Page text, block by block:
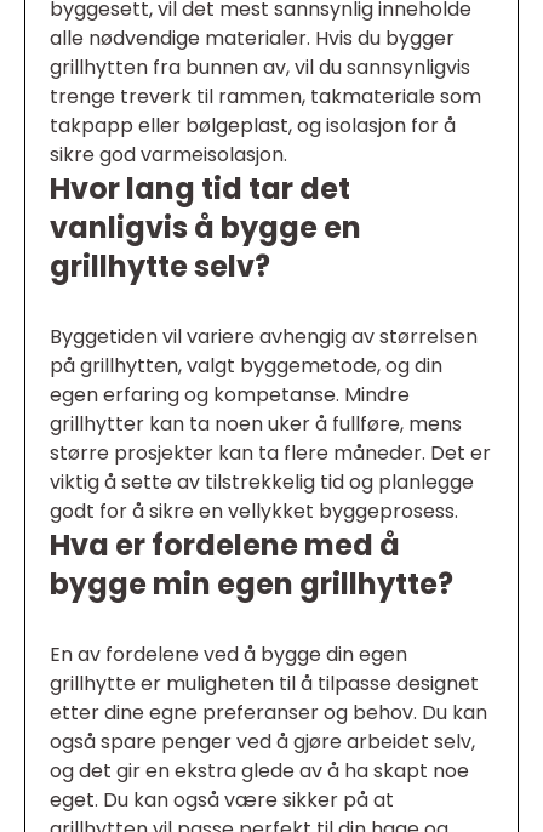
byggesett, vil det mest sannsynlig inneholde
alle nødvendige materialer. Hvis du bygger
grillhytten fra bunnen av, vil du sannsynligvis
trenge treverk til rammen, takmateriale som
takpapp eller bølgeplast, og isolasjon for å
sikre god varmeisolasjon.
Hvor lang tid tar det
vanligvis å bygge en
grillhytte selv?
Byggetiden vil variere avhengig av størrelsen
på grillhytten, valgt byggemetode, og din
egen erfaring og kompetanse. Mindre
grillhytter kan ta noen uker å fullføre, mens
større prosjekter kan ta flere måneder. Det er
viktig å sette av tilstrekkelig tid og planlegge
godt for å sikre en vellykket byggeprosess.
Hva er fordelene med å
bygge min egen grillhytte?
En av fordelene ved å bygge din egen
grillhytte er muligheten til å tilpasse designet
etter dine egne preferanser og behov. Du kan
også spare penger ved å gjøre arbeidet selv,
og det gir en ekstra glede av å ha skapt noe
eget. Du kan også være sikker på at